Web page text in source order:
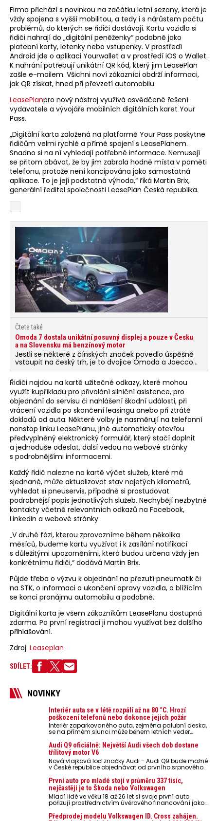
Firma přichází s novinkou na začátku letní sezony, která je
vždy spojena s vyšší mobilitou, a tedy i s nárůstem počtu
problémů, do kterých se řidiči dostávají. Kartu vozidla si
řidiči nahrají do „digitální peněženky“ podobně jako
platební karty, letenky nebo vstupenky. V prostředí
Android jde o aplikaci Yourwallet a v prostředí iOS o Wallet.
K nahrání potřebují unikátní QR kód, který jim LeasePlan
zašle e-mailem. Všichni noví zákazníci obdrží informaci,
jak QR získat, hned při převzetí automobilu.
LeasePlanpro nový nástroj využívá osvědčené řešení
vydavatele a vývojáře mobilních digitálních karet Your
Pass.
„Digitální karta založená na platformě Your Pass poskytne
řidičům velmi rychlé a přímé spojení s LeasePlanem.
Snadno si na ní vyhledají potřebné informace. Nemusejí
se přitom obávat, že by jim zabrala hodně místa v paměti
telefonu, protože není koncipována jako samostatná
aplikace. To je její podstatná výhoda,“ říká Martin Brix,
generální ředitel společnosti LeasePlan Česká republika.
Čtete také
Omoda 7 dostala unikátní posuvný displej a pouze v Česku
a na Slovensku má benzínový motor
Jestli se některé z čínských značek povedlo úspěšně
vstoupit na český trh, je to dvojice Omoda a Jaecco
z koncernu Chery, a to díky tomu, že nejprve budovala
síť prodejců a servisů, kterých je dnes přes 30, a teprve
poté postupně rozšiřovala svoji modelovou paletu.
Nejnovějším přírůstkem je model Omoda 7, který za
stejnou cenu nabídne buď plug-in hybridní předokolku
nebo klasickou benzínovou čtyřkolku. Česko je jediná
země v Evropě kromě Slovenska, která tuto kombinaci
nabízí.
Řidiči najdou na kartě užitečné odkazy, které mohou
využít kupříkladu pro přivolání silniční asistence, pro
objednání do servisu či nahlášení škodní události, při
vrácení vozidla po skončení leasingu anebo při ztrátě
dokladů od auta. Některé volby je nasměrují na telefonní
nonstop linku LeasePlanu, jiné automaticky otevřou
předvyplněný elektronický formulář, který stačí doplnit
a jednoduše odeslat, další vedou na webové stránky
s podrobnějšími informacemi.
Každý řidič nalezne na kartě výčet služeb, které má
sjednané, může aktualizovat stav najetých kilometrů,
vyhledat si pneuservis, případně si prostudovat
podrobnější popis jednotlivých služeb. Nechybějí nezbytné
kontakty včetně relevantních odkazů na Facebook,
LinkedIn a webové stránky.
„V druhé fázi, kterou zprovozníme během několika
měsíců, budeme kartu využívat i k zasílání notifikací
s důležitými upozorněními, která budou určena vždy jen
konkrétnímu řidiči,“ dodává Martin Brix.
Půjde třeba o výzvu k objednání na přezutí pneumatik či
na STK, o informaci o ukončení opravy vozidla, o blížícím
se konci pronájmu automobilu a podobně.
Digitální karta je všem zákazníkům LeasePlanu dostupná
zdarma. Po první registraci ji mohou využívat bez dalšího
přihlašování.
Zdroj: Leaseplan
SDÍLET:
NOVINKY
Interiér auta se v létě rozpálí až na 80 °C. Hrozí
poškození telefonů nebo dokonce jejich požár
Interiér zaparkovaného auta, zejména palubní deska,
se na přímém slunci může během letních veder
nebezpečí pro odložené mobilní telefony, powerbanky
nebo notebooky. Můžou urychlit stárnutí baterií,
poškodit elektroniku a ve výjimečných případech i
zvýšit riziko požáru.
Audi Q9 oficiálně: Největší Audi všech dob dostane
třílitový motor V6
Nová vlajková loď značky Audi - Audi Q9 bude možné
v České republice objednávat od prvního srpnového
První auto pro mladé stojí v průměru 337 tisíc,
nejčastěji je to Škoda nebo Volkswagen
Mladí lidé ve věku 18 až 26 let si svoje první auto
pořizují prostřednictvím úvěrového financování jako
auto. Průměrná pořizovací cena vozu dosahuje 337
Předprodej modelu Volkswagen ID. Cross zahájen.